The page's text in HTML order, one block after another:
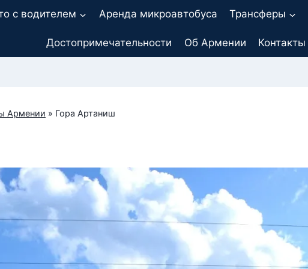
с водителем Аренда микроавтобуса Трансферы
Достопримечательности Об Армении Контакты
Армении » Гора Артаниш